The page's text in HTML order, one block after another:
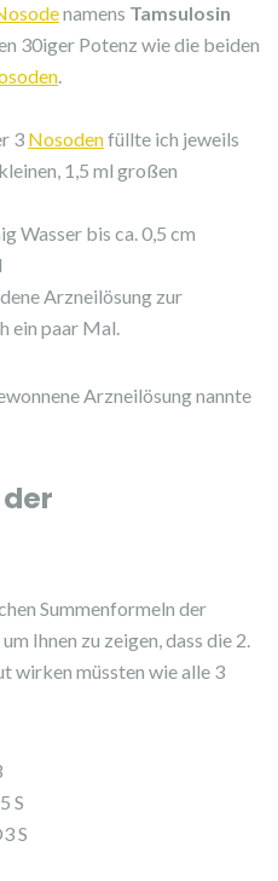
namens Tamsulosin
30iger Potenz wie die beiden
.
3 Nosodenfüllte ich jeweils
1,5 ml großen
Wasser bis ca. 0,5 cm
Arzneilösung zur
ein paar Mal.
Arzneilösung nannte
Summenformeln der
Ihnen zu zeigen, dass die 2.
wirken müssten wie alle 3
S
S